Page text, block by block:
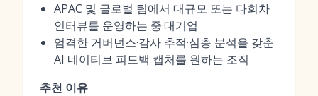
APAC 및 글로벌 팀에서 대규모 또는 다회차
인터뷰를 운영하는 중·대기업
엄격한 거버넌스·감사 추적·심층 분석을 갖춘
AI 네이티브 피드백 캡처를 원하는 조직
추천 이유